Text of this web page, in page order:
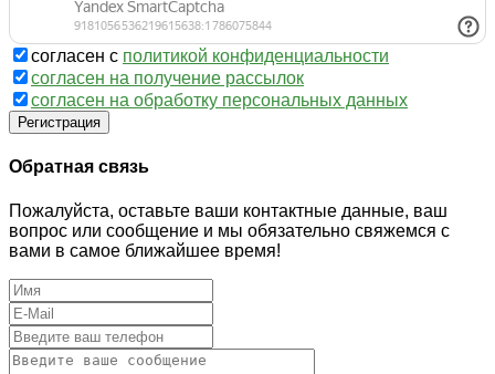
согласен с политикой конфиденциальности
согласен на получение рассылок
согласен на обработку персональных данных
Регистрация
Обратная связь
Пожалуйста, оставьте ваши контактные данные, ваш
вопрос или сообщение и мы обязательно свяжемся с
вами в самое ближайшее время!